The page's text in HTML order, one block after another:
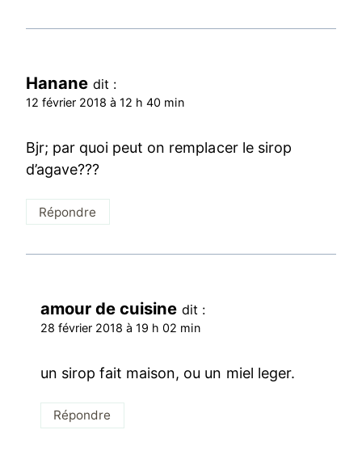
Hanane dit :
12 février 2018 à 12 h 40 min
Bjr; par quoi peut on remplacer le sirop
d’agave???
Répondre
amour de cuisine dit :
28 février 2018 à 19 h 02 min
un sirop fait maison, ou un miel leger.
Répondre